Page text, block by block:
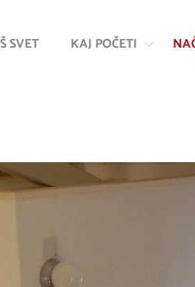
vsebino
SVET KAJ POČETI